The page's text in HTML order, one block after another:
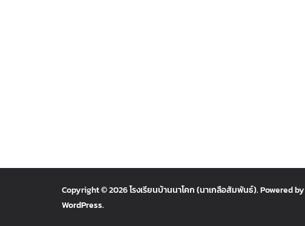
Copyright © 2026โรงเรียนบ้านนาโคก (นาเกลือสัมพันธ์). Powered by
WordPress.